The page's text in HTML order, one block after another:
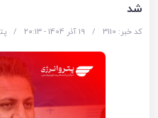
شد
کد خبر: 3110 / 19 آذر 1404 - ۲۰:۱۳ /